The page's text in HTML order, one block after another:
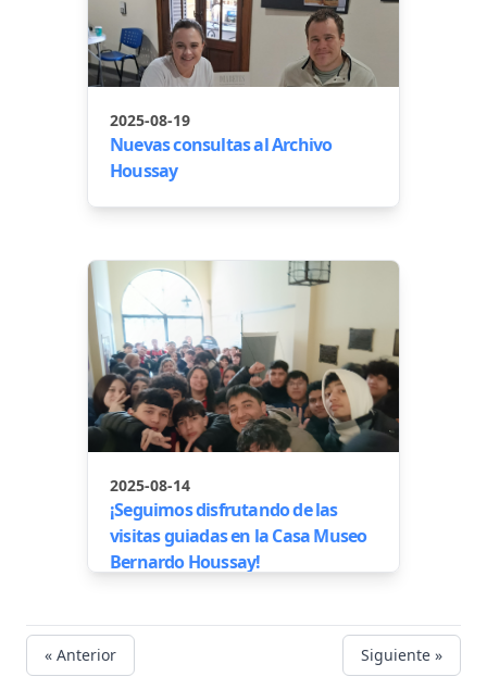
2025-08-19
Nuevas consultas al Archivo
Houssay
2025-08-14
¡Seguimos disfrutando de las
visitas guiadas en la Casa Museo
Bernardo Houssay!
« Anterior Siguiente »